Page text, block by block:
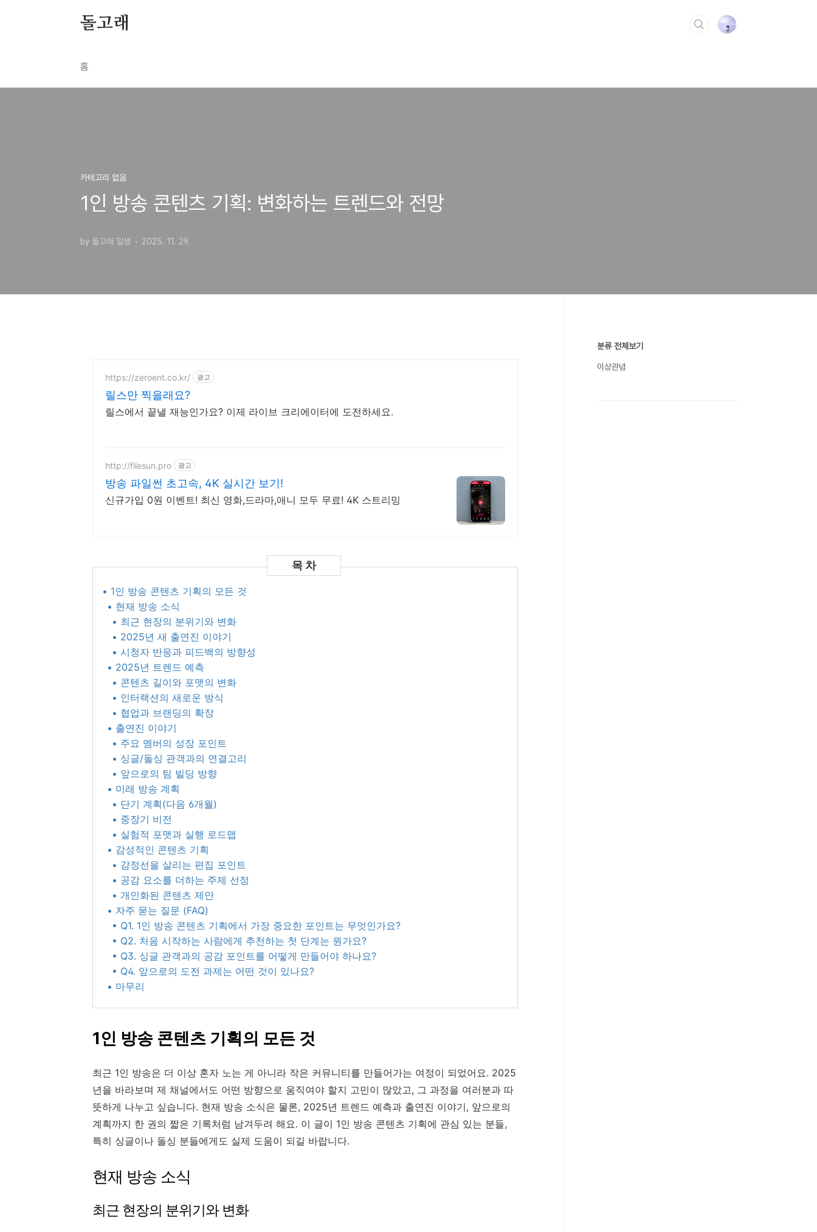
돌고래
홈
카테고리 없음
1인 방송 콘텐츠 기획: 변화하는 트렌드와 전망
by 돌고래 일생 2025. 11. 29.
https://zeroent.co.kr/ 광고
릴스만 찍을래요?
릴스에서 끝낼 재능인가요? 이제 라이브 크리에이터에 도전하세요.
http://filesun.pro 광고
방송 파일썬 초고속, 4K 실시간 보기!
신규가입 0원 이벤트! 최신 영화,드라마,애니 모두 무료! 4K 스트리밍
• 1인 방송 콘텐츠 기획의 모든 것
• 현재 방송 소식
• 최근 현장의 분위기와 변화
• 2025년 새 출연진 이야기
• 시청자 반응과 피드백의 방향성
• 2025년 트렌드 예측
• 콘텐츠 길이와 포맷의 변화
• 인터랙션의 새로운 방식
• 협업과 브랜딩의 확장
• 출연진 이야기
• 주요 멤버의 성장 포인트
• 싱글/돌싱 관객과의 연결고리
• 앞으로의 팀 빌딩 방향
• 미래 방송 계획
• 단기 계획(다음 6개월)
• 중장기 비전
• 실험적 포맷과 실행 로드맵
• 감성적인 콘텐츠 기획
• 감정선을 살리는 편집 포인트
• 공감 요소를 더하는 주제 선정
• 개인화된 콘텐츠 제안
• 자주 묻는 질문 (FAQ)
• Q1. 1인 방송 콘텐츠 기획에서 가장 중요한 포인트는 무엇인가요?
• Q2. 처음 시작하는 사람에게 추천하는 첫 단계는 뭔가요?
• Q3. 싱글 관객과의 공감 포인트를 어떻게 만들어야 하나요?
• Q4. 앞으로의 도전 과제는 어떤 것이 있나요?
• 마무리
1인 방송 콘텐츠 기획의 모든 것
최근 1인 방송은 더 이상 혼자 노는 게 아니라 작은 커뮤니티를 만들어가는 여정이 되었어요. 2025
년을 바라보며 제 채널에서도 어떤 방향으로 움직여야 할지 고민이 많았고, 그 과정을 여러분과 따
뜻하게 나누고 싶습니다. 현재 방송 소식은 물론, 2025년 트렌드 예측과 출연진 이야기, 앞으로의
계획까지 한 권의 짧은 기록처럼 남겨두려 해요. 이 글이 1인 방송 콘텐츠 기획에 관심 있는 분들,
특히 싱글이나 돌싱 분들에게도 실제 도움이 되길 바랍니다.
현재 방송 소식
최근 현장의 분위기와 변화
분류 전체보기
이상관념